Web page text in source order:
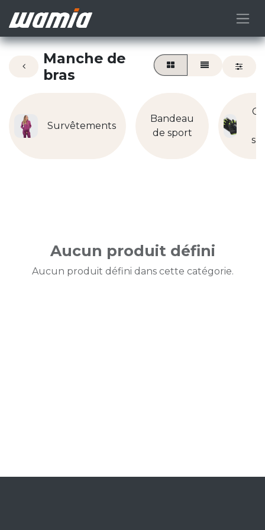
Manche de
bras
Survêtements
Bandeau
de sport
Aucun produit défini
Aucun produit défini dans cette catégorie.